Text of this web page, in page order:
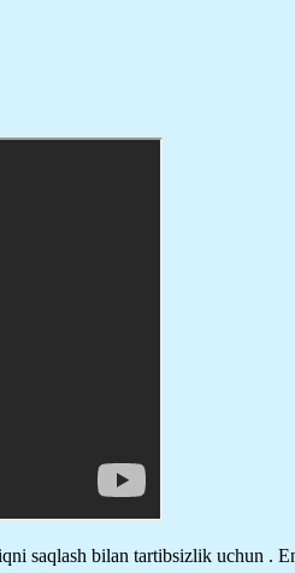
saqlash bilan tartibsizlik uchun .